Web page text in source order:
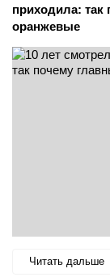
приходила: так
оранжевые
Читать дальше